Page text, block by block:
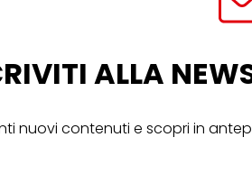
ALLA
nuovi contenuti e scopri in